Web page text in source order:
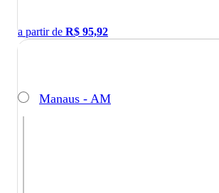
a partir de R$ 95,92
Manaus - AM